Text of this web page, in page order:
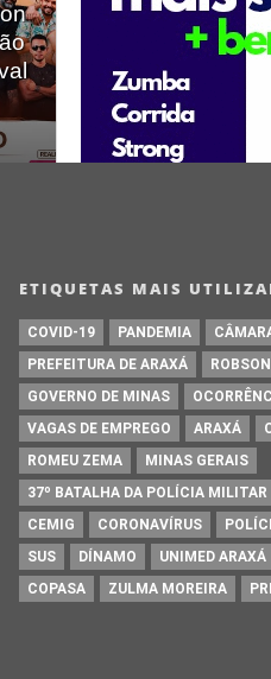
ETIQUETAS MAIS
COVID-19 PANDEMIA
PREFEITURA DE ARAXÁ
GOVERNO DE MINAS
VAGAS DE EMPREGO
ARAXÁ
ROMEU ZEMA
MINAS GERAIS
37º BATALHA DA POLÍCIA MILITAR
CEMIG
CORONAVÍRUS
SUS
DÍNAMO UNIMED ARAXÁ
COPASA
ZULMA MOREIRA